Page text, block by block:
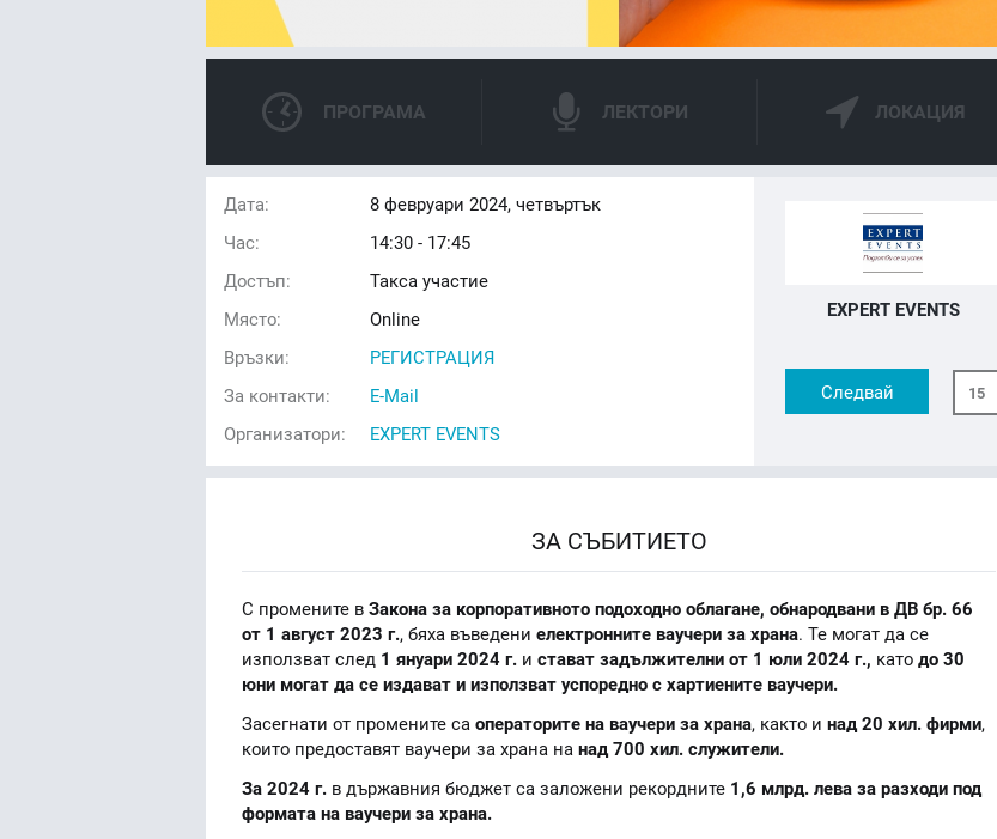
ПРОГРАМА ЛЕКТОРИ ЛОКАЦИЯ
Дата: 8 февруари 2024, четвъртък
Час:
14:30 - 17:45
Достъп:
Такса участие
Място:
Online
Връзки:
РЕГИСТРАЦИЯ
За контакти:
E-Mail
Организатори:
EXPERT EVENTS
EXPERT EVENTS
Следвай 15
ЗА СЪБИТИЕТО
С промените в Закона за корпоративното подоходно облагане, обнародвани в ДВ бр. 66
от 1 август 2023 г., бяха въведени електронните ваучери за храна. Те могат да се
използват след 1 януари 2024 г. и стават задължителни от 1 юли 2024 г., като до 30
юни могат да се издават и използват успоредно с хартиените ваучери.
Засегнати от промените са операторите на ваучери за храна, както и над 20 хил. фирми,
които предоставят ваучери за храна на над 700 хил. служители.
За 2024 г. в държавния бюджет са заложени рекордните 1,6 млрд. лева за разходи под
формата на ваучери за храна.